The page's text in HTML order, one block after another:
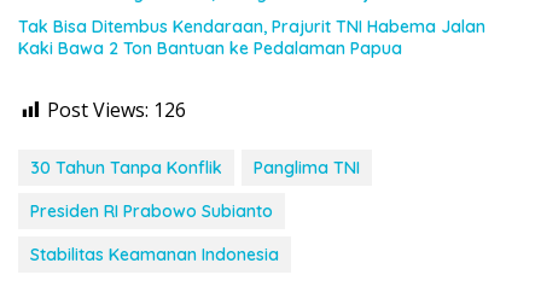
Tak Bisa Ditembus Kendaraan, Prajurit TNI Habema Jalan
Kaki Bawa 2 Ton Bantuan ke Pedalaman Papua
Post Views: 126
30 Tahun Tanpa Konflik
Panglima TNI
Presiden RI Prabowo Subianto
Stabilitas Keamanan Indonesia